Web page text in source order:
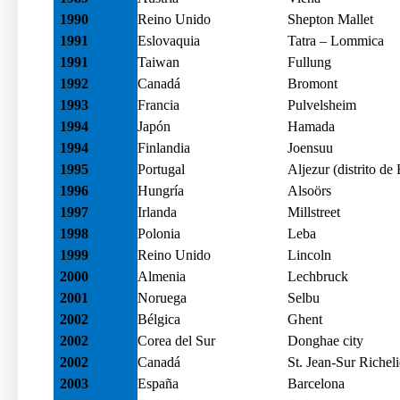
1990
Reino Unido
Shepton Mallet
1991
Eslovaquia
Tatra – Lommica
1991
Taiwan
Fullung
1992
Canadá
Bromont
1993
Francia
Pulvelsheim
1994
Japón
Hamada
1994
Finlandia
Joensuu
1995
Portugal
Aljezur (distrito de
1996
Hungría
Alsoörs
1997
Irlanda
Millstreet
1998
Polonia
Leba
1999
Reino Unido
Lincoln
2000
Almenia
Lechbruck
2001
Noruega
Selbu
2002
Bélgica
Ghent
2002
Corea del Sur
Donghae city
2002
Canadá
St. Jean-Sur
2003
España
Barcelona